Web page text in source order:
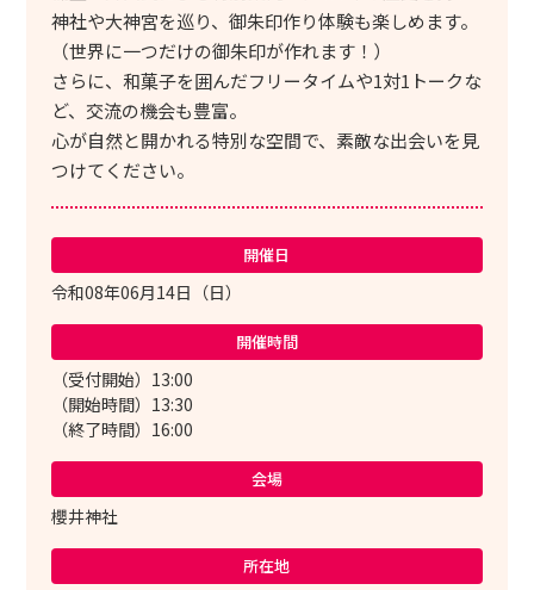
神社や大神宮を巡り、御朱印作り体験も楽しめます。
（世界に一つだけの御朱印が作れます！）
さらに、和菓子を囲んだフリータイムや1対1トークな
ど、交流の機会も豊富。
心が自然と開かれる特別な空間で、素敵な出会いを見
つけてください。
開催日
令和08年06月14日（日）
開催時間
（受付開始）13:00
（開始時間）13:30
（終了時間）16:00
会場
櫻井神社
所在地